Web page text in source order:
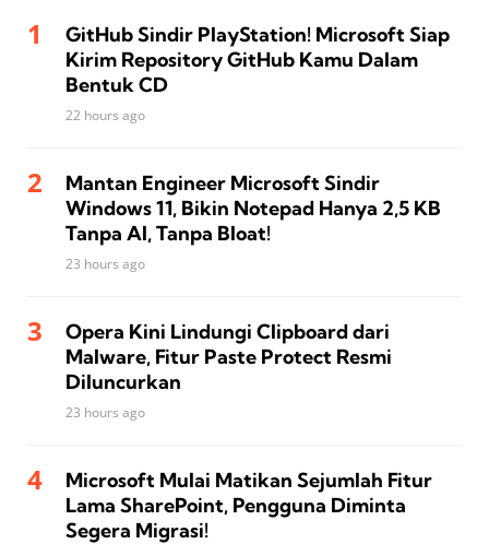
GitHub Sindir PlayStation! Microsoft Siap
Kirim Repository GitHub Kamu Dalam
Bentuk CD
22 hours ago
Mantan Engineer Microsoft Sindir
Windows 11, Bikin Notepad Hanya 2,5 KB
Tanpa AI, Tanpa Bloat!
23 hours ago
Opera Kini Lindungi Clipboard dari
Malware, Fitur Paste Protect Resmi
Diluncurkan
23 hours ago
Microsoft Mulai Matikan Sejumlah Fitur
Lama SharePoint, Pengguna Diminta
Segera Migrasi!